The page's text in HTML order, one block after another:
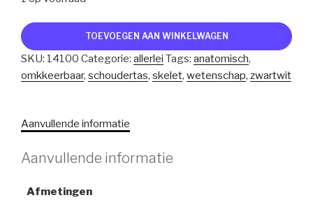
grote
canvas
schoudertas,
skelet
TOEVOEGEN AAN WINKELWAGEN
SKU: 14100 Categorie: allerlei Tags: anatomisch,
omkkeerbaar, schoudertas, skelet, wetenschap, zwartwit
Aanvullende informatie
Aanvullende informatie
Afmetingen